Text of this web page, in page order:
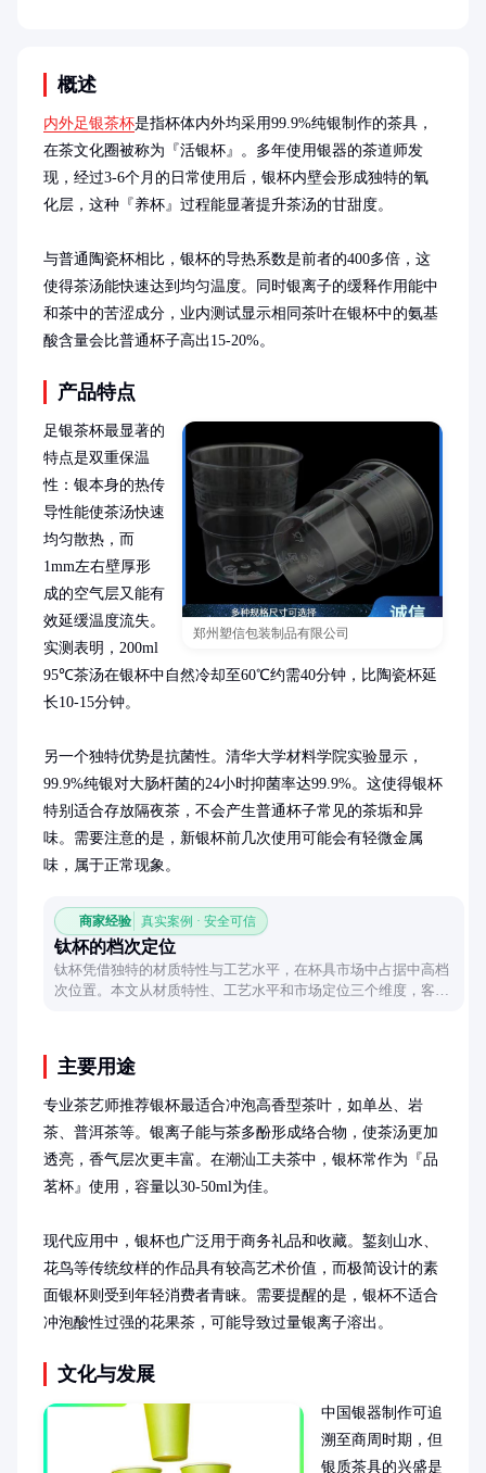
概述
内外足银茶杯是指杯体内外均采用99.9%纯银制作的茶具，
在茶文化圈被称为『活银杯』。多年使用银器的茶道师发
现，经过3-6个月的日常使用后，银杯内壁会形成独特的氧
化层，这种『养杯』过程能显著提升茶汤的甘甜度。
与普通陶瓷杯相比，银杯的导热系数是前者的400多倍，这
使得茶汤能快速达到均匀温度。同时银离子的缓释作用能中
和茶中的苦涩成分，业内测试显示相同茶叶在银杯中的氨基
酸含量会比普通杯子高出15-20%。
产品特点
郑州塑信包装制品有限公司
足银茶杯最显著的
特点是双重保温
性：银本身的热传
导性能使茶汤快速
均匀散热，而
1mm左右壁厚形
成的空气层又能有
效延缓温度流失。
实测表明，200ml
95℃茶汤在银杯中自然冷却至60℃约需40分钟，比陶瓷杯延
长10-15分钟。
另一个独特优势是抗菌性。清华大学材料学院实验显示，
99.9%纯银对大肠杆菌的24小时抑菌率达99.9%。这使得银杯
特别适合存放隔夜茶，不会产生普通杯子常见的茶垢和异
味。需要注意的是，新银杯前几次使用可能会有轻微金属
味，属于正常现象。
商家经验 真实案例 · 安全可信
钛杯的档次定位
钛杯凭借独特的材质特性与工艺水平，在杯具市场中占据中高档
次位置。本文从材质特性、工艺水平和市场定位三个维度，客观
主要用途
专业茶艺师推荐银杯最适合冲泡高香型茶叶，如单丛、岩
茶、普洱茶等。银离子能与茶多酚形成络合物，使茶汤更加
透亮，香气层次更丰富。在潮汕工夫茶中，银杯常作为『品
茗杯』使用，容量以30-50ml为佳。
现代应用中，银杯也广泛用于商务礼品和收藏。錾刻山水、
花鸟等传统纹样的作品具有较高艺术价值，而极简设计的素
面银杯则受到年轻消费者青睐。需要提醒的是，银杯不适合
冲泡酸性过强的花果茶，可能导致过量银离子溶出。
文化与发展
中国银器制作可追
溯至商周时期，但
银质茶具的兴盛是